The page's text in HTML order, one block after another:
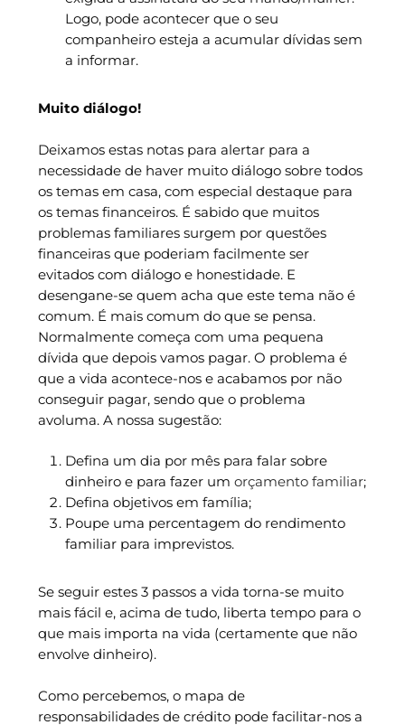
Logo, pode acontecer que o seu
companheiro esteja a acumular dívidas sem
a informar.
Muito diálogo!
Deixamos estas notas para alertar para a
necessidade de haver muito diálogo sobre todos
os temas em casa, com especial destaque para
os temas financeiros. É sabido que muitos
problemas familiares surgem por questões
financeiras que poderiam facilmente ser
evitados com diálogo e honestidade. E
desengane-se quem acha que este tema não é
comum. É mais comum do que se pensa.
Normalmente começa com uma pequena
dívida que depois vamos pagar. O problema é
que a vida acontece-nos e acabamos por não
conseguir pagar, sendo que o problema
avoluma. A nossa sugestão:
Defina um dia por mês para falar sobre
dinheiro e para fazer um orçamento familiar;
Defina objetivos em família;
Poupe uma percentagem do rendimento
familiar para imprevistos.
Se seguir estes 3 passos a vida torna-se muito
mais fácil e, acima de tudo, liberta tempo para o
que mais importa na vida (certamente que não
envolve dinheiro).
Como percebemos, o mapa de
responsabilidades de crédito pode facilitar-nos a